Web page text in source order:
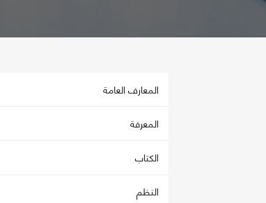
المعارف العامة
المعرفة
الكتاب
النظم